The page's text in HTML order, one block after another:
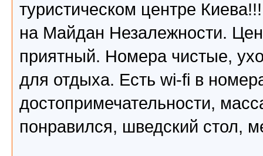
туристическом центре
на Майдан Незалежности.
приятный. Номера чистые,
для отдыха. Есть wi-fi в
достопримечательности,
понравился, шведский стол,